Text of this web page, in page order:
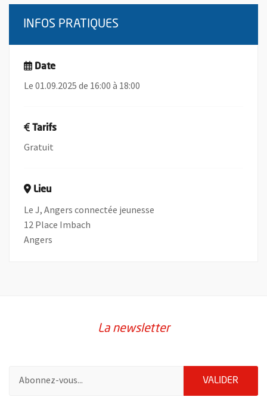
INFOS PRATIQUES
Date
Le 01.09.2025 de 16:00 à 18:00
Tarifs
Gratuit
Lieu
Le J, Angers connectée jeunesse
12 Place Imbach
Angers
La newsletter
VALIDER